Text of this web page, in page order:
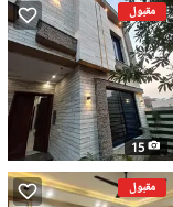
مقبول
15
مقبول